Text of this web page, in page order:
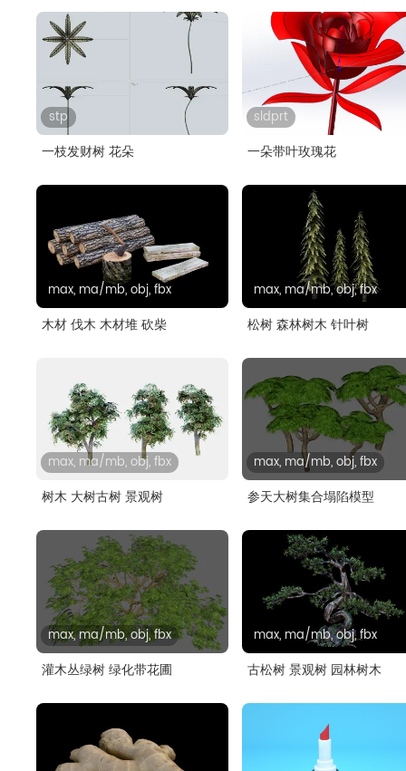
stp
一枝发财树 花朵
sldprt
一朵带叶玫瑰花
max, ma/mb, obj, fbx
木材 伐木 木材堆 砍柴
max, ma/mb, obj, fbx
松树 森林树木 针叶树
max, ma/mb, obj, fbx
树木 大树古树 景观树
max, ma/mb, obj, fbx
参天大树集合塌陷模型
max, ma/mb, obj, fbx
灌木丛绿树 绿化带花圃
max, ma/mb, obj, fbx
古松树 景观树 园林树木